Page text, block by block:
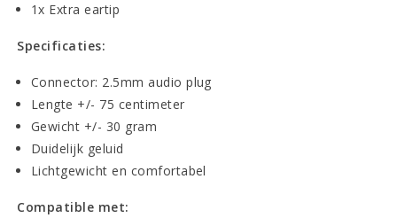
1x Extra eartip
Specificaties:
Connector: 2.5mm audio plug
Lengte +/- 75 centimeter
Gewicht +/- 30 gram
Duidelijk geluid
Lichtgewicht en comfortabel
Compatible met: